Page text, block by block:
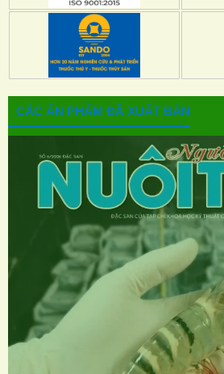
CÁC ẤN PHẨM ĐÃ XUẤT BẢN